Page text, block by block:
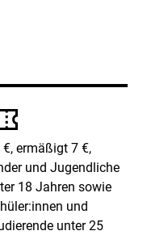
Preise
€, ermäßigt 7 €,
und Jugendliche
18 Jahren sowie
und
unter 25